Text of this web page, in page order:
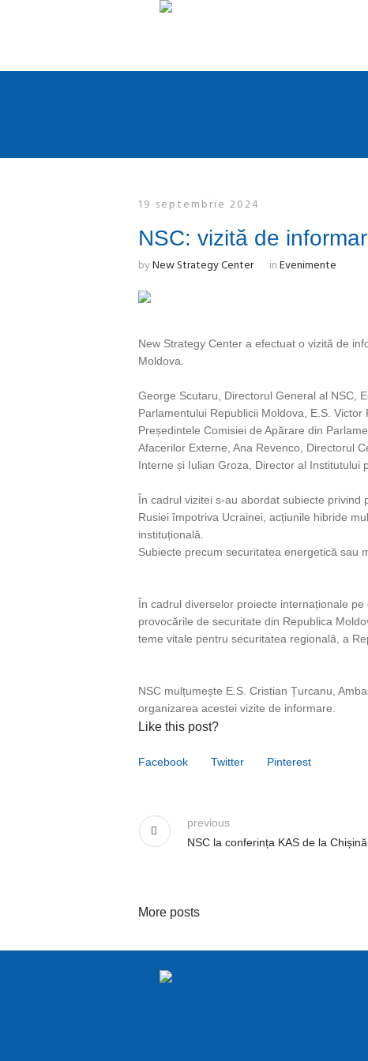
19 septembrie 2024
NSC: vizită de
byNew Strategy Center inEvenimente
New Strategy Center a efectuat o vizită de
Moldova.
George Scutaru, Directorul General al NSC,
Parlamentului Republicii Moldova, E.S.
Președintele Comisiei de Apărare din
Afacerilor Externe, Ana Revenco, Directorul
Interne și Iulian Groza, Director al Institutului
În cadrul vizitei s-au abordat subiecte
Rusiei împotriva Ucrainei, acțiunile hibride
instituțională.
Subiecte precum securitatea energetică sau
În cadrul diverselor proiecte internaționale
provocările de securitate din Republica
teme vitale pentru securitatea regională, a
NSC mulțumește E.S. Cristian Țurcanu,
organizarea acestei vizite de informare.
Like this post?
Facebook Twitter Pinterest
NSC la conferința KAS de la
previous
More posts